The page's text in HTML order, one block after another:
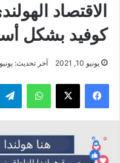
الاقتصاد
كوفيد بشكل
يونيو 10, 2021 آخر تحديث: يونيو 10, 2021
فيسبوك ‫X واتساب